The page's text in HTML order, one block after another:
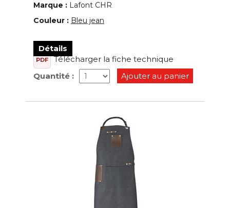
Marque : Lafont CHR
Couleur : Bleu jean
Détails
PDF
Télécharger la fiche technique
Quantité :
Ajouter au panier